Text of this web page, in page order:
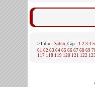
> Libro: Salmi, Cap.: 1 2 3 4 5
61 62 63 64 65 66 67 68 69
117 118 119 120 121 122 123